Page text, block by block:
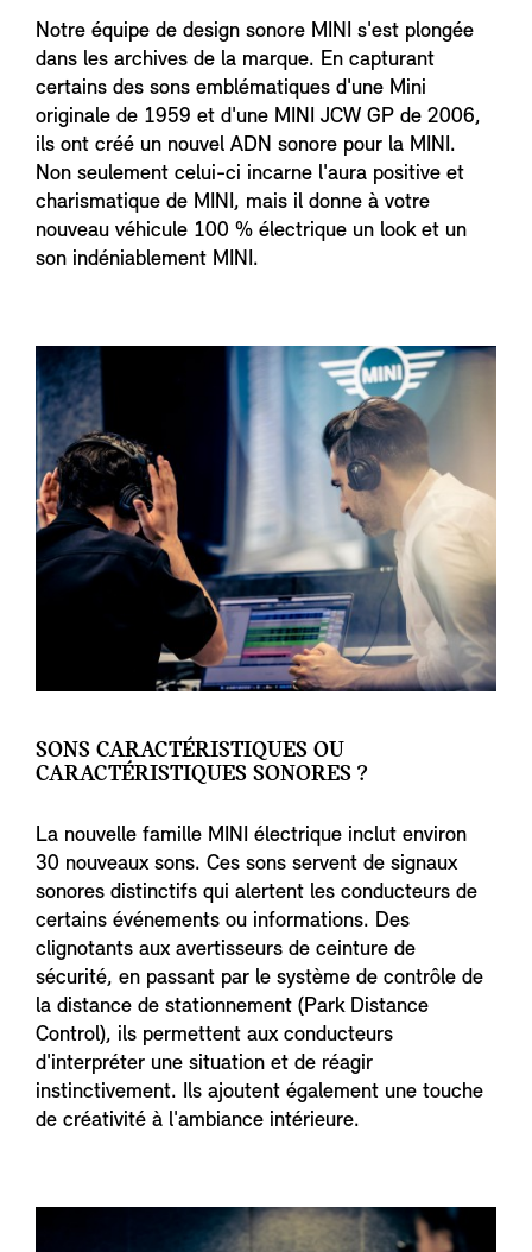
Notre équipe de design sonore MINI s'est plongée
dans les archives de la marque. En capturant
certains des sons emblématiques d'une Mini
originale de 1959 et d'une MINI JCW GP de 2006,
ils ont créé un nouvel ADN sonore pour la MINI.
Non seulement celui-ci incarne l'aura positive et
charismatique de MINI, mais il donne à votre
nouveau véhicule 100 % électrique un look et un
son indéniablement MINI.
SONS CARACTÉRISTIQUES OU
CARACTÉRISTIQUES SONORES ?
La nouvelle famille MINI électrique inclut environ
30 nouveaux sons. Ces sons servent de signaux
sonores distinctifs qui alertent les conducteurs de
certains événements ou informations. Des
clignotants aux avertisseurs de ceinture de
sécurité, en passant par le système de contrôle de
la distance de stationnement (Park Distance
Control), ils permettent aux conducteurs
d'interpréter une situation et de réagir
instinctivement. Ils ajoutent également une touche
de créativité à l'ambiance intérieure.